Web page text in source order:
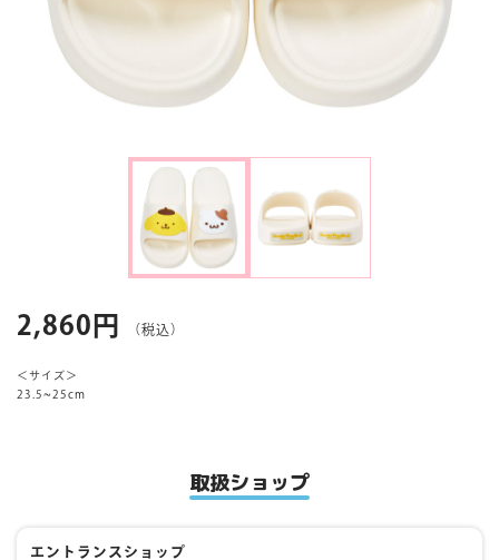
2,860円 （税込）
＜サイズ＞
23.5~25cm
取扱ショップ
エントランスショップ